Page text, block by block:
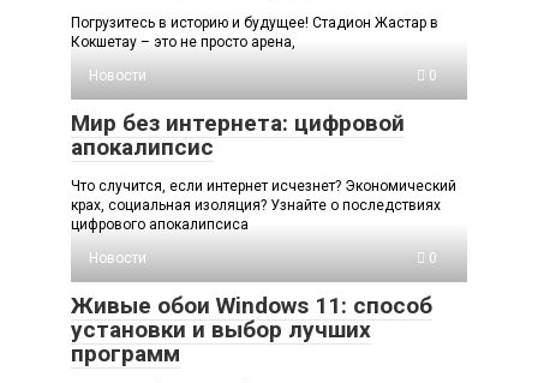
Погрузитесь в историю и будущее! Стадион Жастар в
Кокшетау – это не просто арена,
Новости
0
Мир без интернета: цифровой
апокалипсис
Что случится, если интернет исчезнет? Экономический
крах, социальная изоляция? Узнайте о последствиях
цифрового апокалипсиса
Новости
0
Живые обои Windows 11: способ
установки и выбор лучших
программ